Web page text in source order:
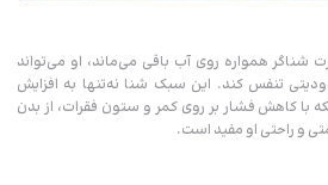
همواره روی آب باقی می‌ماند، او می‌تواند
تنفس کند. این سبک شنا نه‌تنها به افزایش
با کاهش فشار بر روی کمر و ستون فقرات، از بدن
و راحتی او مفید است.